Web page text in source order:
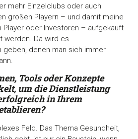
mehr Einzelclubs oder auch
großen Playern – und damit meine
Player oder Investoren – aufgekauft
werden. Da wird es
geben, denen man sich immer
Tools oder Konzepte
um die Dienstleistung
in Ihrem
Feld. Das Thema Gesundheit,